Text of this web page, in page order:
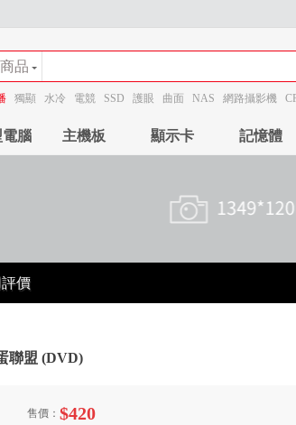
商品
商店
獨顯 水冷 電競 SSD 護眼 曲面 NAS 網路攝影機
腦 主機板 顯示卡 記憶體
價
聯盟 (DVD)
售價： $420